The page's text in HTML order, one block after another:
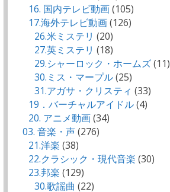
16. 国内テレビ動画(105)
17.海外テレビ動画(126)
26.米ミステリ (20)
27.英ミステリ (18)
29.シャーロック・ホームズ(11)
30.ミス・マープル(25)
31.アガサ・クリスティ (33)
19．バーチャルアイドル(4)
20. アニメ動画(34)
03. 音楽・声(276)
21.洋楽 (38)
22.クラシック・現代音楽 (30)
23.邦楽 (129)
30.歌謡曲 (22)